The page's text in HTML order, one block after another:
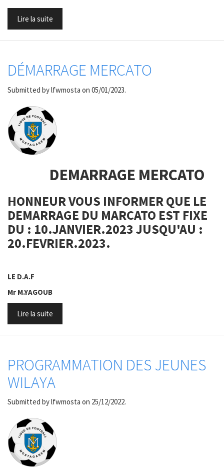
Lire la suite
DÉMARRAGE MERCATO
Submitted bylfwmosta on 05/01/2023.
DEMARRAGE MERCATO
HONNEUR VOUS INFORMER QUE LE
DEMARRAGE DU MARCATO EST FIXE
DU : 10.JANVIER.2023 JUSQU'AU :
20.FEVRIER.2023.
LE D.A.F
Mr M.YAGOUB
Lire la suite
PROGRAMMATION DES JEUNES
WILAYA
Submitted bylfwmosta on 25/12/2022.